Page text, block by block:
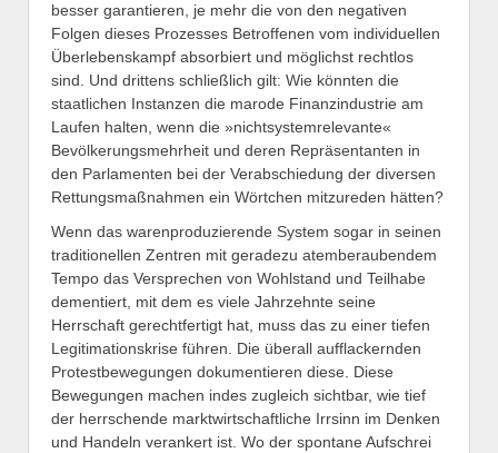
besser garantieren, je mehr die von den negativen
Folgen dieses Prozesses Betroffenen vom individuellen
Überlebenskampf absorbiert und möglichst rechtlos
sind. Und drittens schließlich gilt: Wie könnten die
staatlichen Instanzen die marode Finanzindustrie am
Laufen halten, wenn die »nichtsystemrelevante«
Bevölkerungsmehrheit und deren Repräsentanten in
den Parlamenten bei der Verabschiedung der diversen
Rettungsmaßnahmen ein Wörtchen mitzureden hätten?
Wenn das warenproduzierende System sogar in seinen
traditionellen Zentren mit geradezu atemberaubendem
Tempo das Versprechen von Wohlstand und Teilhabe
dementiert, mit dem es viele Jahrzehnte seine
Herrschaft gerechtfertigt hat, muss das zu einer tiefen
Legitimationskrise führen. Die überall aufflackernden
Protestbewegungen dokumentieren diese. Diese
Bewegungen machen indes zugleich sichtbar, wie tief
der herrschende marktwirtschaftliche Irrsinn im Denken
und Handeln verankert ist. Wo der spontane Aufschrei